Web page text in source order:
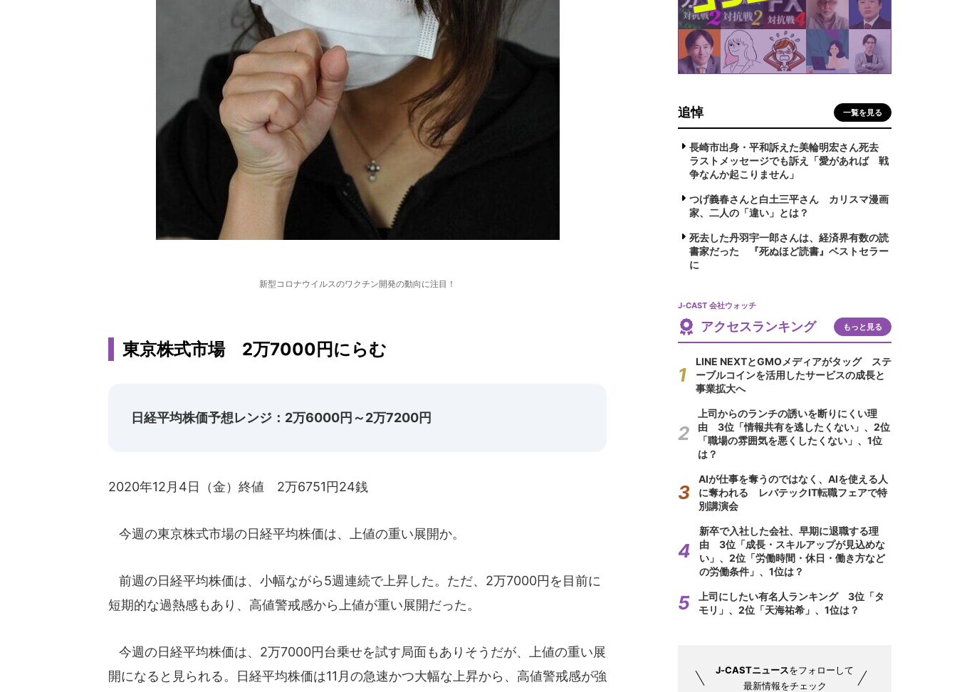
新型コロナウイルスのワクチン開発の動向に注目！
東京株式市場 2万7000円にらむ
日経平均株価予想レンジ：2万6000円～2万7200円
2020年12月4日（金）終値 2万6751円24銭
今週の東京株式市場の日経平均株価は、上値の重い展開か。
前週の日経平均株価は、小幅ながら5週連続で上昇した。ただ、2万7000円を目前に
短期的な過熱感もあり、高値警戒感から上値が重い展開だった。
今週の日経平均株価は、2万7000円台乗せを試す局面もありそうだが、上値の重い展
開になると見られる。日経平均株価は11月の急速かつ大幅な上昇から、高値警戒感が強
追悼 一覧を見る
長崎市出身・平和訴えた美輪明宏さん死去
ラストメッセージでも訴え「愛があれば 戦
争なんか起こりません」
つげ義春さんと白土三平さん カリスマ漫画
家、二人の「違い」とは？
死去した丹羽宇一郎さんは、経済界有数の読
書家だった 『死ぬほど読書』ベストセラー
に
J-CAST 会社ウォッチ
アクセスランキング もっと見る
LINE NEXTとGMOメディアがタッグ ステ
ーブルコインを活用したサービスの成長と
事業拡大へ
上司からのランチの誘いを断りにくい理
由 3位「情報共有を逃したくない」、2位
「職場の雰囲気を悪くしたくない」、1位
は？
AIが仕事を奪うのではなく、AIを使える人
に奪われる レバテックIT転職フェアで特
別講演会
新卒で入社した会社、早期に退職する理
由 3位「成長・スキルアップが見込めな
い」、2位「労働時間・休日・働き方など
の労働条件」、1位は？
上司にしたい有名人ランキング 3位「タ
モリ」、2位「天海祐希」、1位は？
J-CASTニュースをフォローして
最新情報をチェック